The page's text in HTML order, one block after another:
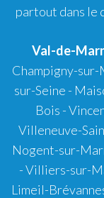
partout dans le
Val-de-
Champigny-sur-
sur-Seine -
Bois -
Villeneuve-
Nogent-sur-
- Villiers-sur-
Limeil-